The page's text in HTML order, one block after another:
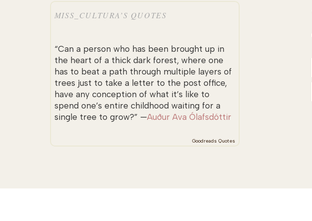
MISS_CULTURA’S QUOTES
“Can a person who has been brought up in
the heart of a thick dark forest, where one
has to beat a path through multiple layers of
trees just to take a letter to the post office,
have any conception of what it’s like to
spend one’s entire childhood waiting for a
single tree to grow?” —Auður Ava Ólafsdóttir
Goodreads Quotes